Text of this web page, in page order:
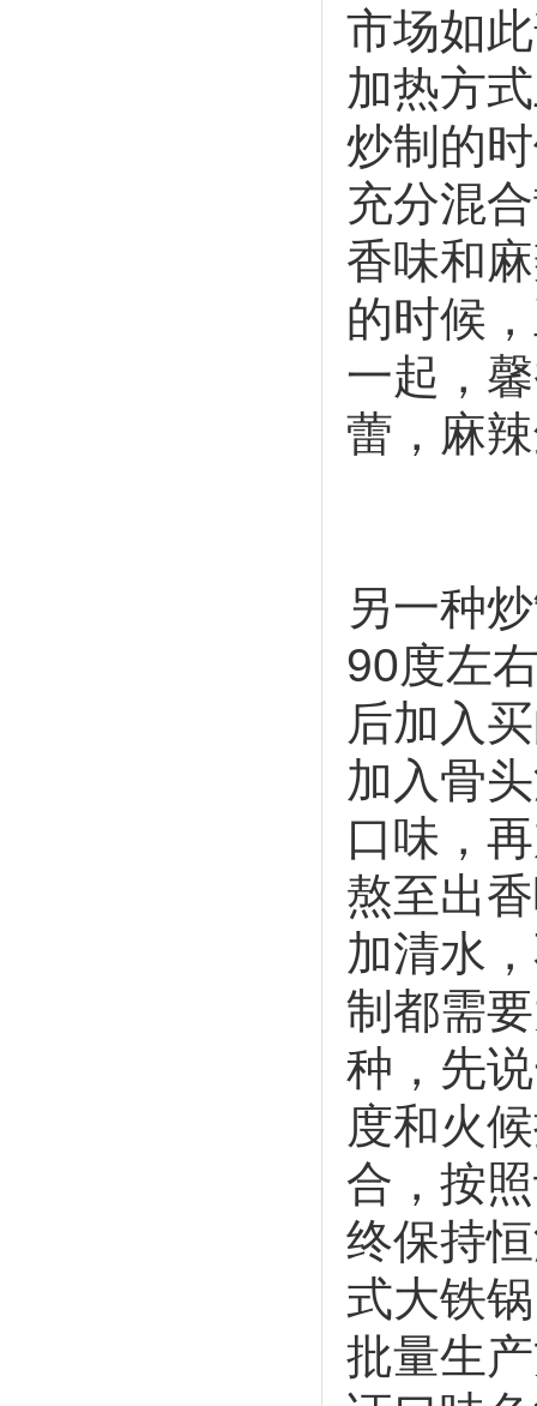
市场如
加热方
炒制的
充分混
香味和
的时候
一起，
蕾，麻
另一种
90度左
后加入
加入骨
口味，
熬至出
加清水
制都需
种，先
度和火
合，按
终保持
式大铁
批量生